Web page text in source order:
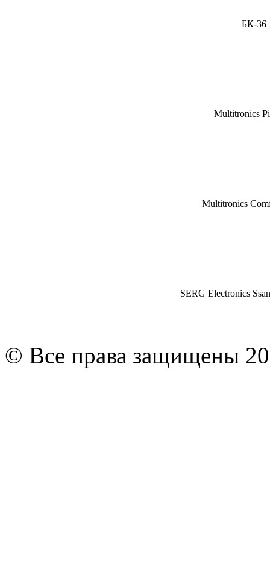
БК-36
Multitronics
Multitronics
SERG Electronics
© Все права защищены